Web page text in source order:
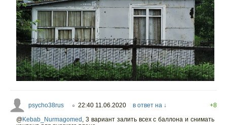
psycho38rus ○ 22:40 11.06.2020 в ответ на ↓
+8
@Kebab_Nurmagomed , 3 вариант залить всех с баллона и снимать